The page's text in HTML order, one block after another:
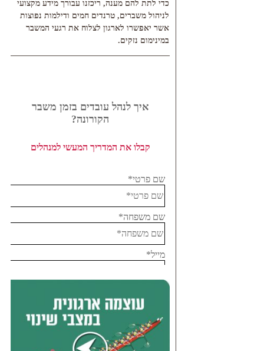
כדי לתת להם מענה, ריכזנו עבורך מידע מקצועי
לניהול משברים, טרנדים חמים ודילמות נפוצות
אשר יאפשרו לארגון לצלוח את רגעי המשבר
במינימום נזקים.